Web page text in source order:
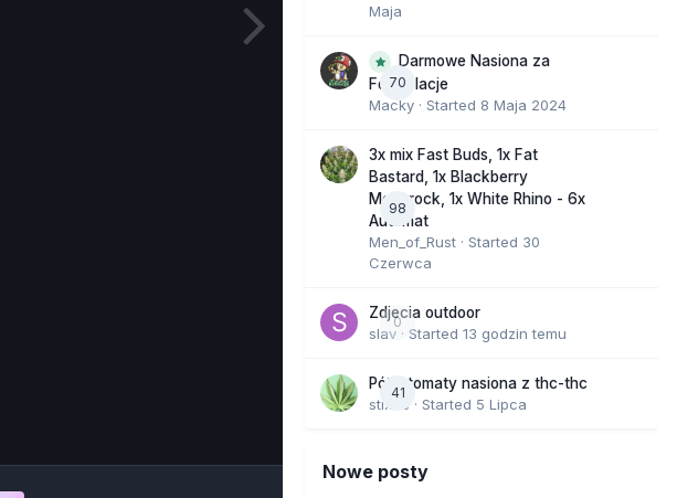
Maja
70
Darmowe Nasiona za
Fotorelacje
Macky · Started 8 Maja 2024
98
3x mix Fast Buds, 1x Fat
Bastard, 1x Blackberry
Moonrock, 1x White Rhino - 6x
Automat
Men_of_Rust · Started 30
Czerwca
0
Zdjecia outdoor
slav · Started 13 godzin temu
41
Półautomaty nasiona z thc-thc
stix33 · Started 5 Lipca
Nowe posty